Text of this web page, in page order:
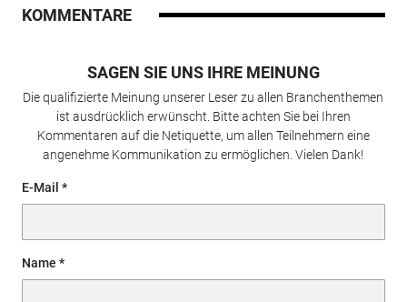
KOMMENTARE
SAGEN SIE UNS IHRE MEINUNG
Die qualifizierte Meinung unserer Leser zu allen Branchenthemen
ist ausdrücklich erwünscht. Bitte achten Sie bei Ihren
Kommentaren auf die Netiquette, um allen Teilnehmern eine
angenehme Kommunikation zu ermöglichen. Vielen Dank!
E-Mail
Name